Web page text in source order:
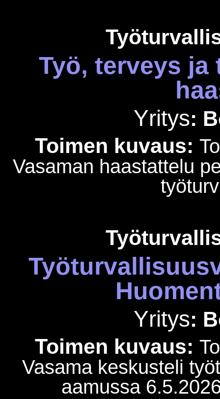
Työ, terveys
Yritys:
Toimen kuvaus:
Vasaman haastattelu
Yritys:
Toimen kuvaus:
Vasama keskusteli
aamussa